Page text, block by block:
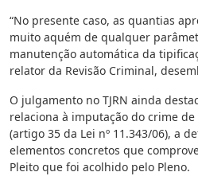
“No presente caso, as quantias
muito aquém de qualquer
manutenção automática da
relator da Revisão Criminal,
O julgamento no TJRN ainda
relaciona à imputação do crime
(artigo 35 da Lei nº 11.343/06), a
elementos concretos que
Pleito que foi acolhido pelo Pleno.